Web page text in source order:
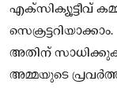
എക്‌സിക്യൂട്ടീവ്
അതിന്
അമ്മയുടെ